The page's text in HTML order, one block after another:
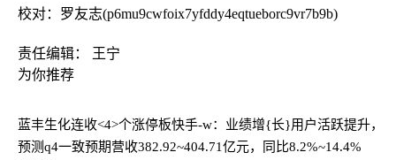
校对：罗友志(p6mu9cwfoix7yfddy4eqtueborc9vr7b9b)
责任编辑： 王宁
为你推荐
蓝丰生化连收<4>个涨停板快手-w：业绩增{长}用户活跃提升，
预测q4一致预期营收382.92~404.71亿元，同比8.2%~14.4%